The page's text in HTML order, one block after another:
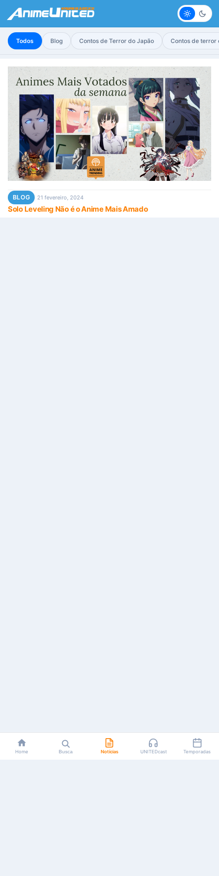
Claro
Todos Blog Contos de Terror do Japão Contos de terror
BLOG 21 fevereiro, 2024
Solo Leveling Não é o Anime Mais Amado
Home Busca Notícias UNITEDcast Temporadas